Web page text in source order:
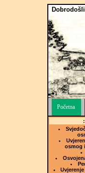
Početna
osmog